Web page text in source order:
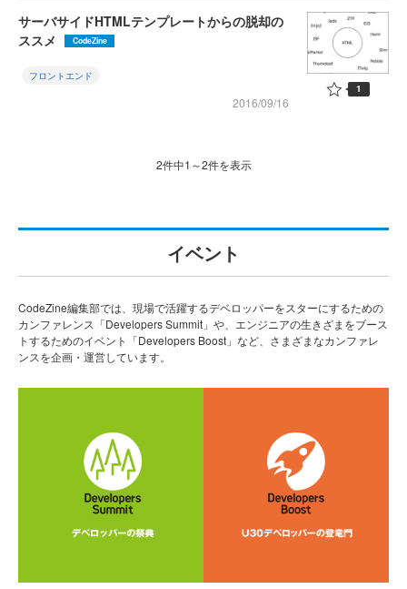
サーバサイドHTMLテンプレートからの脱却の
ススメ
CodeZine
フロントエンド
2016/09/16
1
2件中1～2件を表示
イベント
CodeZine編集部では、現場で活躍するデベロッパーをスターにするための
カンファレンス「Developers Summit」や、エンジニアの生きざまをブース
トするためのイベント「Developers Boost」など、さまざまなカンファレ
ンスを企画・運営しています。